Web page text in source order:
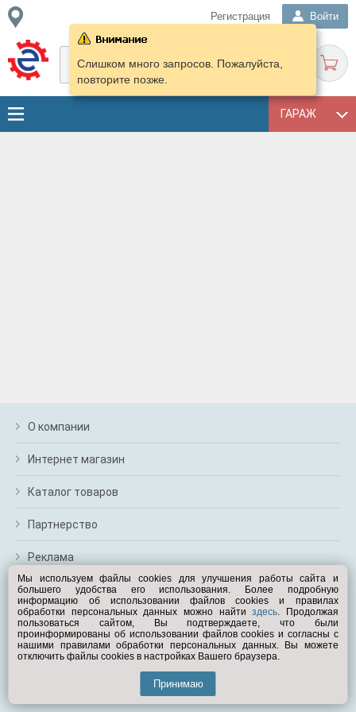
Регистрация Войти
ГАРАЖ
Слишком много запросов. Пожалуйста,
повторите позже.
О компании
Интернет магазин
Каталог товаров
Партнерство
Реклама
Перейти на полную версию
Вам помочь?
© Exist.ru 1998—2026
Мы используем файлы cookies для улучшения работы сайта и
большего удобства его использования. Более подробную
информацию об использовании файлов cookies и правилах
обработки персональных данных можно найтиздесь. Продолжая
пользоваться сайтом, Вы подтверждаете, что были
проинформированы об использовании файлов cookies и согласны с
нашими правилами обработки персональных данных. Вы можете
отключить файлы cookies в настройках Вашего браузера.
Принимаю